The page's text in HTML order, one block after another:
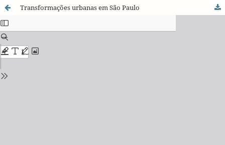
Transformações urbanas em São Paulo